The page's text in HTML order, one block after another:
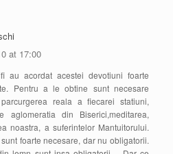
at 17:00
au acordat acestei devotiuni foarte
Pentru a le obtine sunt necesare
reala a fiecarei statiuni,
aglomeratia din Biserici,meditarea,
noastra, a suferintelor Mantuitorului.
foarte necesare, dar nu obligatorii.